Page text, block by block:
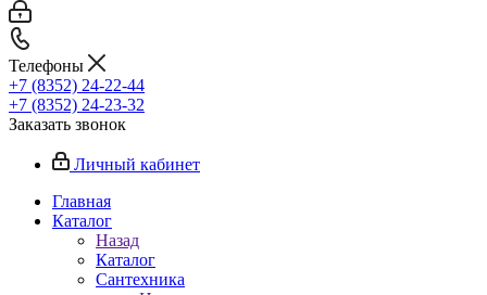
Телефоны
+7 (8352) 24-22-44
+7 (8352) 24-23-32
Заказать звонок
Личный кабинет
Главная
Каталог
Назад
Каталог
Сантехника